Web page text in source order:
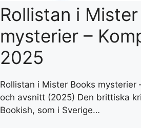
Rollistan i
mysterier –
2025
Rollistan i Mister Books mysterier
och avsnitt (2025) Den brittiska
Bookish, som i Sverige…